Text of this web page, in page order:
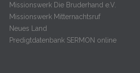
Missionswerk Die Bruderhand e.V.
Missionswerk Mitternachtsruf
Neues Land
Predigtdatenbank SERMON online